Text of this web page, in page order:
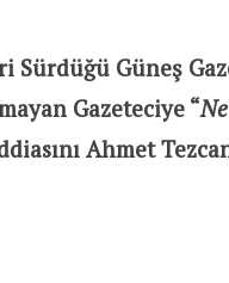
Sürdüğü Güneş
Gazeteciye “
Ahmet